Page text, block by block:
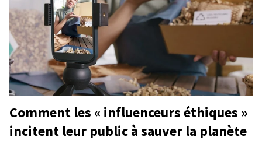
Comment les « influenceurs éthiques »
incitent leur public à sauver la planète